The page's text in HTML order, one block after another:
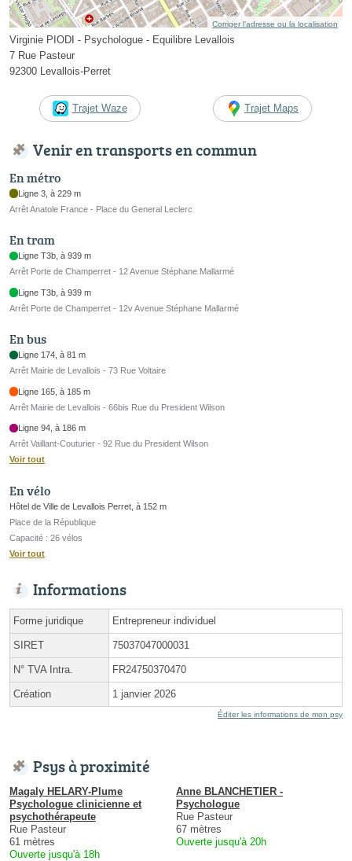
Corriger l’adresse ou la localisation
Virginie PIODI - Psychologue - Equilibre Levallois
7 Rue Pasteur
92300 Levallois-Perret
Trajet Waze Trajet Maps
Venir en transports en commun
En métro
Ligne 3, à 229 m
Arrêt Anatole France - Place du General Leclerc
En tram
Ligne T3b, à 939 m
Arrêt Porte de Champerret - 12 Avenue Stéphane Mallarmé
Ligne T3b, à 939 m
Arrêt Porte de Champerret - 12v Avenue Stéphane Mallarmé
En bus
Ligne 174, à 81 m
Arrêt Mairie de Levallois - 73 Rue Voltaire
Ligne 165, à 185 m
Arrêt Mairie de Levallois - 66bis Rue du President Wilson
Ligne 94, à 186 m
Arrêt Vaillant-Couturier - 92 Rue du President Wilson
Voir tout
En vélo
Hôtel de Ville de Levallois Perret, à 152 m
Place de la République
Capacité : 26 vélos
Voir tout
Informations
Forme juridique Entrepreneur individuel
SIRET 75037047000031
N° TVA Intra. FR24750370470
Création 1 janvier 2026
Éditer les informations de mon psy
Psys à proximité
Magaly HELARY-Plume
Psychologue clinicienne et
psychothérapeute
Rue Pasteur
61 mètres
Ouverte jusqu'à 18h
Anne BLANCHETIER -
Psychologue
Rue Pasteur
67 mètres
Ouverte jusqu'à 20h